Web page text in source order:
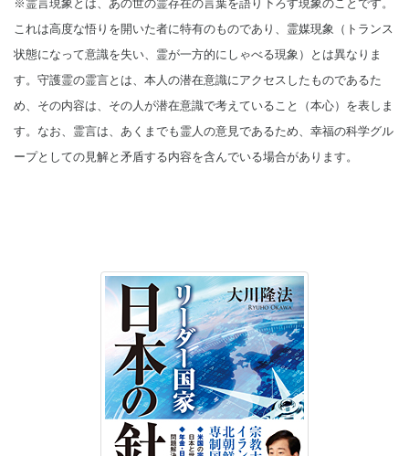
※霊言現象とは、あの世の霊存在の言葉を語り下ろす現象のことです。
これは高度な悟りを開いた者に特有のものであり、霊媒現象（トランス
状態になって意識を失い、霊が一方的にしゃべる現象）とは異なりま
す。守護霊の霊言とは、本人の潜在意識にアクセスしたものであるた
め、その内容は、その人が潜在意識で考えていること（本心）を表しま
す。なお、霊言は、あくまでも霊人の意見であるため、幸福の科学グル
ープとしての見解と矛盾する内容を含んでいる場合があります。